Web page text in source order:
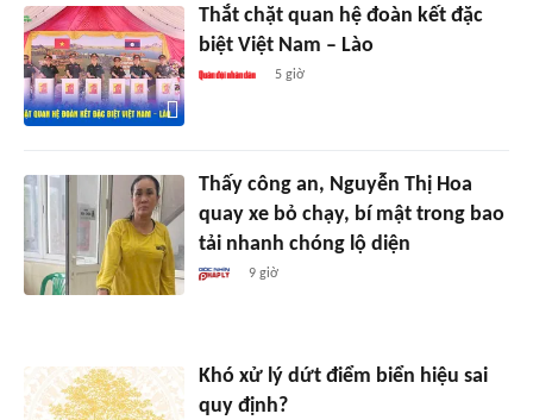
Thắt chặt quan hệ đoàn kết đặc
biệt Việt Nam – Lào
5 giờ
Thấy công an, Nguyễn Thị Hoa
quay xe bỏ chạy, bí mật trong bao
tải nhanh chóng lộ diện
9 giờ
Khó xử lý dứt điểm biển hiệu sai
quy định?